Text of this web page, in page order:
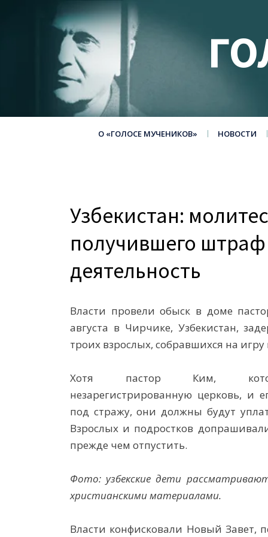
О «ГОЛОСЕ МУЧЕНИКОВ» НОВОСТИ
Узбекистан:
получившего
деятельность
Власти провели обыск в доме
августа в Чирчике, Узбекистан,
троих взрослых, собравшихся на игру
Хотя пастор Ким,
незарегистрированную церковь, и
под стражу, они должны будут
Взрослых и подростков
прежде чем отпустить.
Фото: узбекские дети
христианскими материалами.
Власти конфисковали Новый Завет,